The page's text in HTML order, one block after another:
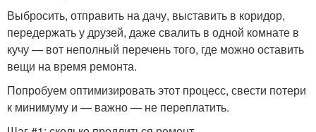
Выбросить, отправить на дачу, выставить в коридор,
передержать у друзей, даже свалить в одной комнате в
кучу — вот неполный перечень того, где можно оставить
вещи на время ремонта.
Попробуем оптимизировать этот процесс, свести потери
к минимуму и — важно — не переплатить.